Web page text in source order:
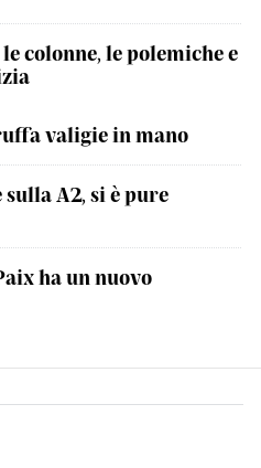
colonne, le polemiche e
valigie in mano
A2, si è pure
ha un nuovo